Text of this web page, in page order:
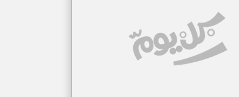
مصادر الأخبار من موريتانيا